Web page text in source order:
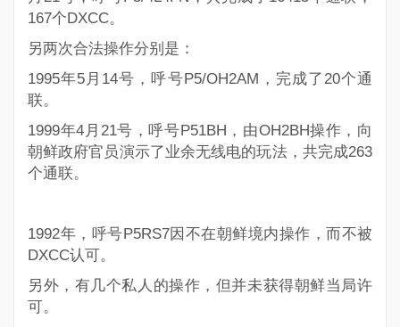
167个DXCC。
另两次合法操作分别是：
1995年5月14号，呼号P5/OH2AM ，完成了20个通
联。
1999年4月21号，呼号P51BH ，由OH2BH操作，向
朝鲜政府官员演示了业余无线电的玩法，共完成263
个通联。
1992年，呼号P5RS7因不在朝鲜境内操作，而不被
DXCC认可。
另外，有几个私人的操作，但并未获得朝鲜当局许
可。